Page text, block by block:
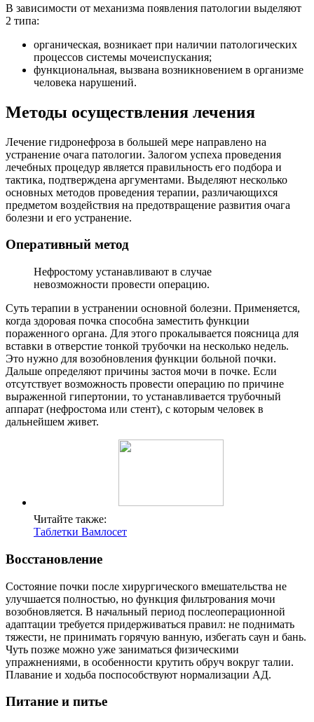
В зависимости от механизма появления патологии выделяют
2 типа:
органическая, возникает при наличии патологических
процессов системы мочеиспускания;
функциональная, вызвана возникновением в организме
человека нарушений.
Методы осуществления лечения
Лечение гидронефроза в большей мере направлено на
устранение очага патологии. Залогом успеха проведения
лечебных процедур является правильность его подбора и
тактика, подтверждена аргументами. Выделяют несколько
основных методов проведения терапии, различающихся
предметом воздействия на предотвращение развития очага
болезни и его устранение.
Оперативный метод
Нефростому устанавливают в случае
невозможности провести операцию.
Суть терапии в устранении основной болезни. Применяется,
когда здоровая почка способна заместить функции
пораженного органа. Для этого прокалывается поясница для
вставки в отверстие тонкой трубочки на несколько недель.
Это нужно для возобновления функции больной почки.
Дальше определяют причины застоя мочи в почке. Если
отсутствует возможность провести операцию по причине
выраженной гипертонии, то устанавливается трубочный
аппарат (нефростома или стент), с которым человек в
дальнейшем живет.
Читайте также:
Таблетки Вамлосет
Восстановление
Состояние почки после хирургического вмешательства не
улучшается полностью, но функция фильтрования мочи
возобновляется. В начальный период послеоперационной
адаптации требуется придерживаться правил: не поднимать
тяжести, не принимать горячую ванную, избегать саун и бань.
Чуть позже можно уже заниматься физическими
упражнениями, в особенности крутить обруч вокруг талии.
Плавание и ходьба поспособствуют нормализации АД.
Питание и питье